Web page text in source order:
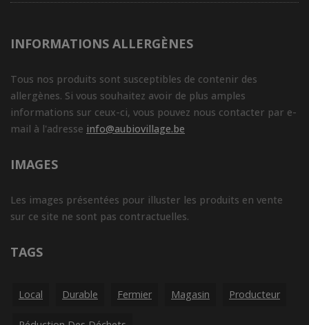
INFORMATIONS ALLERGÈNES
Tous nos produits sont susceptibles de contenir des
allergènes. Si vous souhaitez avoir de plus amples
informations sur ceux-ci, vous pouvez nous contacter par e-
mail à l'adresse info@aubiovillage.be
IMAGES
Les images présentées pour illuster les produits en vente
sur ce site ne sont pas contractuelles.
TAGS
Local Durable Fermier Magasin Producteur